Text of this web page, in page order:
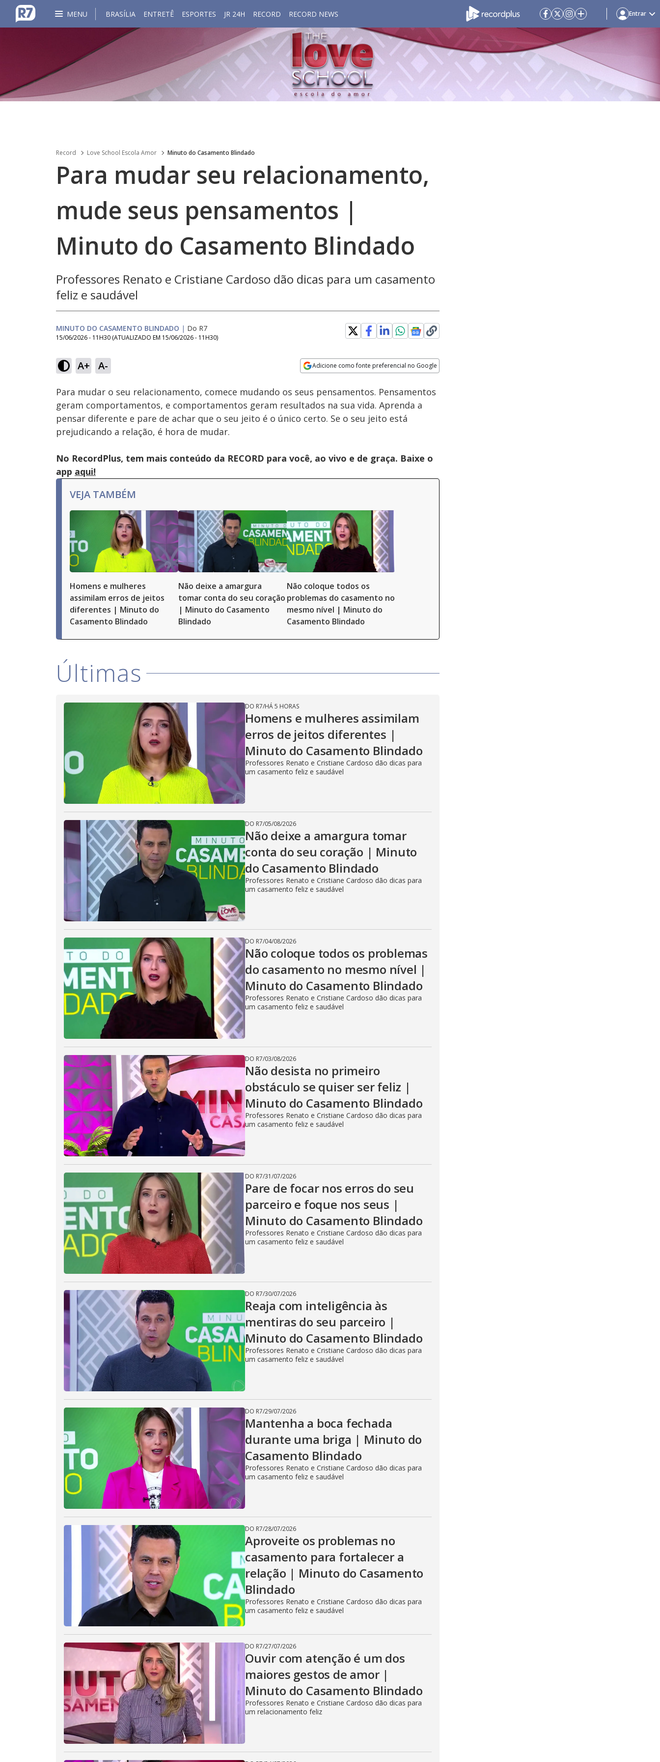
MENU BRASÍLIA ENTRETÊ ESPORTES JR 24H RECORD RECORD NEWS Entrar
Record Love School Escola Amor Minuto do Casamento Blindado
Para mudar seu relacionamento,
mude seus pensamentos |
Minuto do Casamento Blindado
Professores Renato e Cristiane Cardoso dão dicas para um casamento
feliz e saudável
MINUTO DO CASAMENTO BLINDADO | Do R7
15/06/2026 - 11H30 (ATUALIZADO EM 15/06/2026 - 11H30)
A+ A- Adicione como fonte preferencial no Google
Ativar
Som
Velocidade
Para mudar o seu relacionamento, comece mudando os seus pensamentos. Pensamentos
geram comportamentos, e comportamentos geram resultados na sua vida. Aprenda a
pensar diferente e pare de achar que o seu jeito é o único certo. Se o seu jeito está
prejudicando a relação, é hora de mudar.
No RecordPlus, tem mais conteúdo da RECORD para você, ao vivo e de graça. Baixe o
app aqui!
VEJA TAMBÉM
Homens e mulheres
assimilam erros de jeitos
diferentes | Minuto do
Casamento Blindado
Não deixe a amargura
tomar conta do seu coração
| Minuto do Casamento
Blindado
Não coloque todos os
problemas do casamento no
mesmo nível | Minuto do
Casamento Blindado
Últimas
DO R7/HÁ 5 HORAS
Homens e mulheres assimilam
erros de jeitos diferentes |
Minuto do Casamento Blindado
Professores Renato e Cristiane Cardoso dão dicas para
um casamento feliz e saudável
DO R7/05/08/2026
Não deixe a amargura tomar
conta do seu coração | Minuto
do Casamento Blindado
Professores Renato e Cristiane Cardoso dão dicas para
um casamento feliz e saudável
DO R7/04/08/2026
Não coloque todos os problemas
do casamento no mesmo nível |
Minuto do Casamento Blindado
Professores Renato e Cristiane Cardoso dão dicas para
um casamento feliz e saudável
DO R7/03/08/2026
Não desista no primeiro
obstáculo se quiser ser feliz |
Minuto do Casamento Blindado
Professores Renato e Cristiane Cardoso dão dicas para
um casamento feliz e saudável
DO R7/31/07/2026
Pare de focar nos erros do seu
parceiro e foque nos seus |
Minuto do Casamento Blindado
Professores Renato e Cristiane Cardoso dão dicas para
um casamento feliz e saudável
DO R7/30/07/2026
Reaja com inteligência às
mentiras do seu parceiro |
Minuto do Casamento Blindado
Professores Renato e Cristiane Cardoso dão dicas para
um casamento feliz e saudável
DO R7/29/07/2026
Mantenha a boca fechada
durante uma briga | Minuto do
Casamento Blindado
Professores Renato e Cristiane Cardoso dão dicas para
um casamento feliz e saudável
DO R7/28/07/2026
Aproveite os problemas no
casamento para fortalecer a
relação | Minuto do Casamento
Blindado
Professores Renato e Cristiane Cardoso dão dicas para
um casamento feliz e saudável
DO R7/27/07/2026
Ouvir com atenção é um dos
maiores gestos de amor |
Minuto do Casamento Blindado
Professores Renato e Cristiane Cardoso dão dicas para
um relacionamento feliz